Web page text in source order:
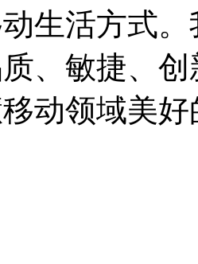
生活方式
、敏捷、
动领域美